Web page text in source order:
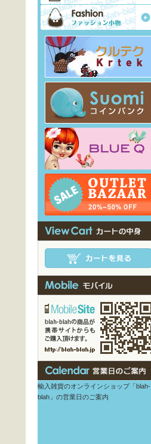
輸入雑貨のオンラインショップ「blah-
blah」の営業日のご案内